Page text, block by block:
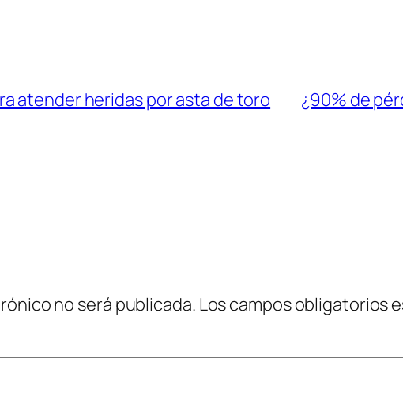
atender heridas por asta de toro ¿90% de
no será publicada. Los campos obligatorios